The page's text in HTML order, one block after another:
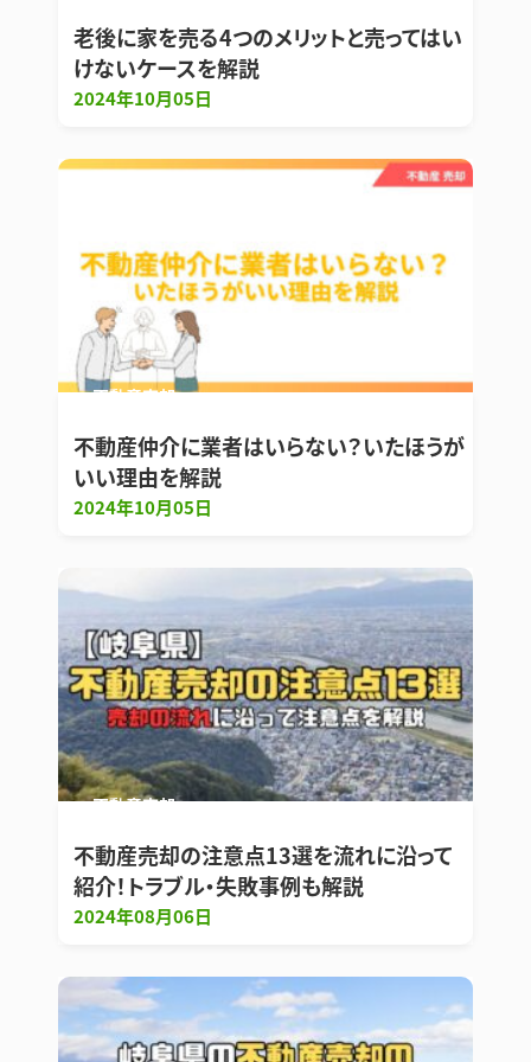
老後に家を売る4つのメリットと売ってはい
けないケースを解説
2024年10月05日
不動産売却
不動産仲介に業者はいらない？いたほうが
いい理由を解説
2024年10月05日
不動産売却
不動産売却の注意点13選を流れに沿って
紹介！トラブル・失敗事例も解説
2024年08月06日